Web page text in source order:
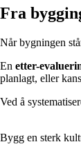
Fra
Når bygningen
En etter-
planlagt, eller
Ved å
Bygg en sterk